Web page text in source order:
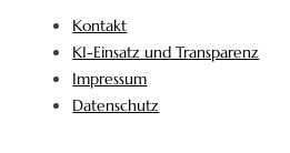
Kontakt
KI-Einsatz und Transparenz
Impressum
Datenschutz